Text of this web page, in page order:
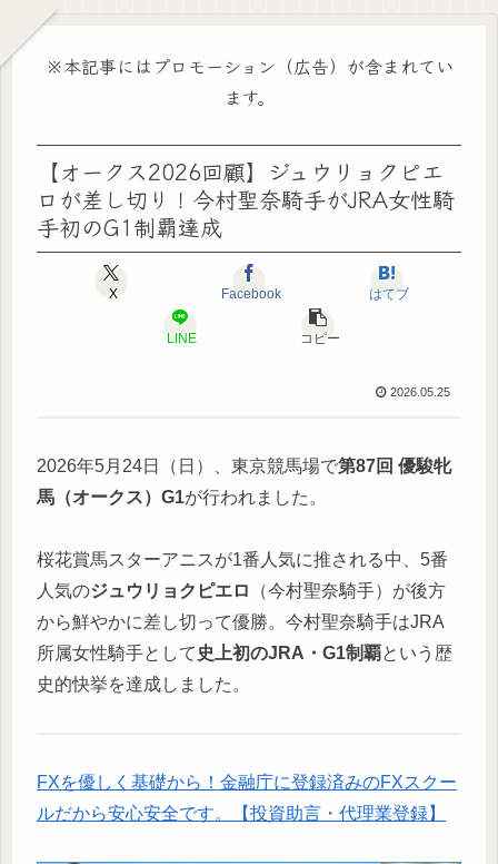
※本記事にはプロモーション（広告）が含まれてい
ます。
【オークス2026回顧】ジュウリョクピエ
ロが差し切り！今村聖奈騎手がJRA女性騎
手初のG1制覇達成
X Facebook はてブ
LINE コピー
2026.05.25
2026年5月24日（日）、東京競馬場で第87回 優駿牝
馬（オークス）G1が行われました。
桜花賞馬スターアニスが1番人気に推される中、5番
人気のジュウリョクピエロ
（今村聖奈騎手）が後方
から鮮やかに差し切って優勝。今村聖奈騎手はJRA
所属女性騎手として 史上初のJRA・G1制覇という歴
史的快挙を達成しました。
FXを優しく基礎から！金融庁に登録済みのFXスクー
ルだから安心安全です。【投資助言・代理業登録】